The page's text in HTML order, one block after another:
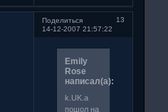
Поделиться
13
14-12-2007 21:57:22
Emily
Rose
написал(а):
k.UK.a
пошол на